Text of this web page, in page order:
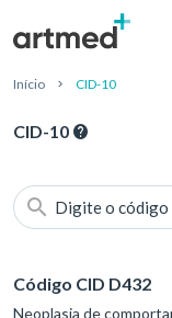
Início CID-10
CID-10
Digite o código
Código CID D432
Neoplasia de